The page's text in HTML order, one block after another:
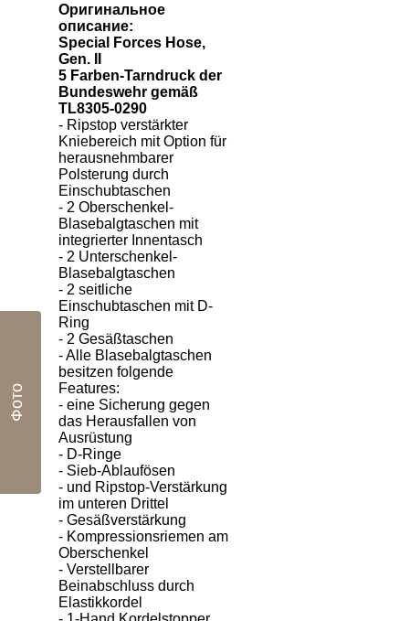
Оригинальное
описание:
Special Forces Hose,
Gen. II
5 Farben-Tarndruck der
Bundeswehr gemäß
TL8305-0290
- Ripstop verstärkter
Kniebereich mit Option für
herausnehmbarer
Polsterung durch
Einschubtaschen
- 2 Oberschenkel-
Blasebalgtaschen mit
integrierter Innentasch
- 2 Unterschenkel-
Blasebalgtaschen
- 2 seitliche
Einschubtaschen mit D-
Ring
- 2 Gesäßtaschen
- Alle Blasebalgtaschen
besitzen folgende
Features:
- eine Sicherung gegen
das Herausfallen von
Ausrüstung
- D-Ringe
- Sieb-Ablaufösen
- und Ripstop-Verstärkung
im unteren Drittel
- Gesäßverstärkung
- Kompressionsriemen am
Oberschenkel
- Verstellbarer
Beinabschluss durch
Elastikkordel
Фото